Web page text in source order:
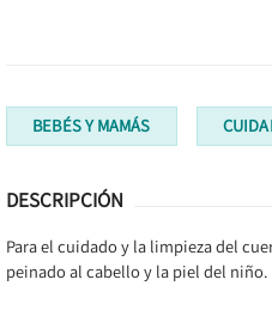
BEBÉS Y MAMÁS
DESCRIPCIÓN
Para el cuidado y la limpieza del
peinado al cabello y la piel del niño.